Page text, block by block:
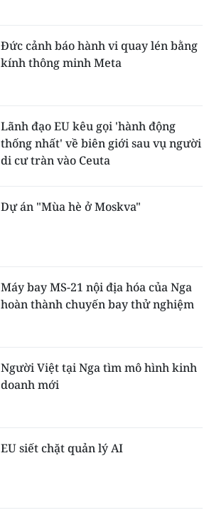
Đức cảnh báo hành vi quay lén bằng
kính thông minh Meta
Lãnh đạo EU kêu gọi 'hành động
thống nhất' về biên giới sau vụ người
di cư tràn vào Ceuta
Dự án "Mùa hè ở Moskva"
Máy bay MS-21 nội địa hóa của Nga
hoàn thành chuyến bay thử nghiệm
Người Việt tại Nga tìm mô hình kinh
doanh mới
EU siết chặt quản lý AI